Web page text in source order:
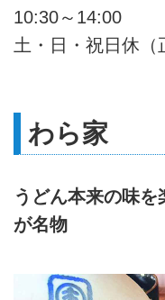
10:30～14:00
土・日・祝日休（
わら家
うどん本来の味を
が名物